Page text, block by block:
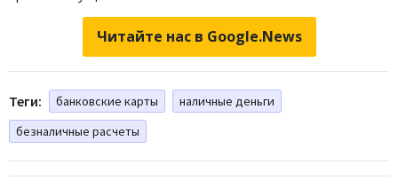
Читайте нас в Google.News
Теги: банковские карты
наличные деньги
безналичные расчеты